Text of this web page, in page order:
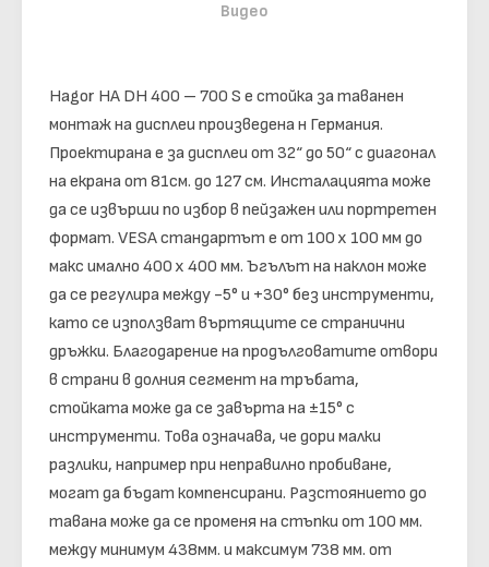
Видео
Hagor HA DH 400 – 700 S е стойка за таванен
монтаж на дисплеи произведена н Германия.
Проектирана е за дисплеи от 32“ до 50“ с диагонал
на екрана от 81см. до 127 см. Инсталацията може
да се извърши по избор в пейзажен или портретен
формат. VESA стандартът е от 100 x 100 мм до
макс имално 400 x 400 мм. Ъгълът на наклон може
да се регулира между -5° и +30° без инструменти,
като се използват въртящите се странични
дръжки. Благодарение на продълговатите отвори
в страни в долния сегмент на тръбата,
стойката може да се завърта на ±15° с
инструменти. Това означава, че дори малки
разлики, например при неправилно пробиване,
могат да бъдат компенсирани. Разстоянието до
тавана може да се променя на стъпки от 100 мм.
между минимум 438мм. и максимум 738 мм. от